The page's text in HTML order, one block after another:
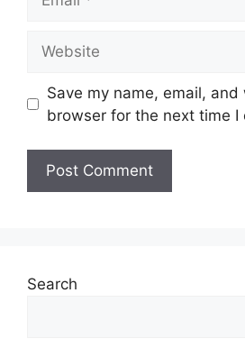
Save my name, email,
browser for the next time I
Search